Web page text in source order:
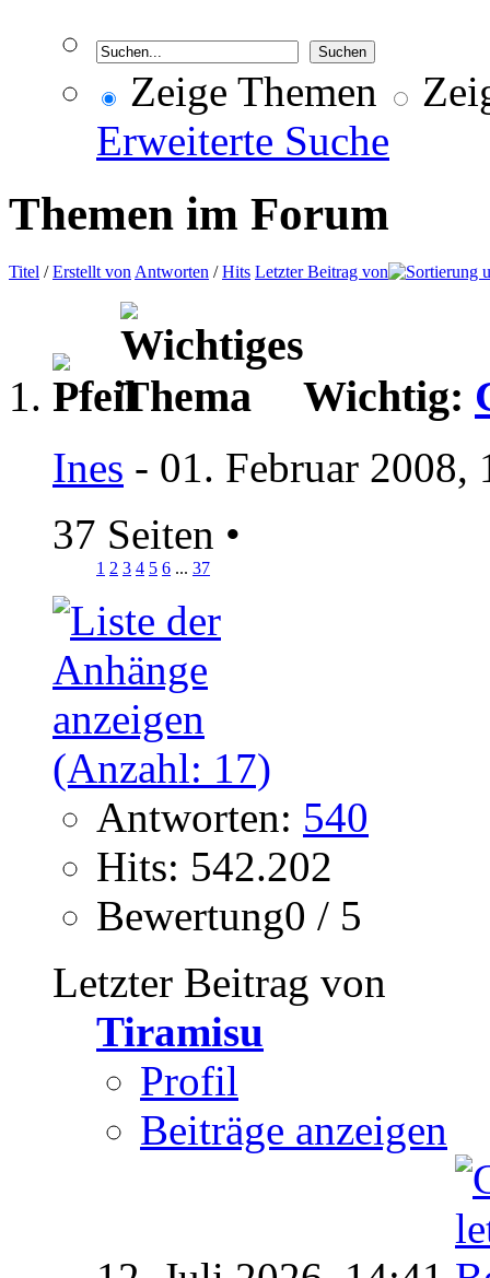
Zeige Themen
Erweiterte Suche
Themen im Forum
Titel /Erstellt von Antworten /Hits Letzter Beitrag von
Wichtig:
Ines - 01. Februar 2008,
37 Seiten •
1 2 3 4 5 6 ... 37
Antworten: 540
Hits: 542.202
Bewertung0 / 5
Letzter Beitrag von
Tiramisu
Profil
Beiträge anzeigen